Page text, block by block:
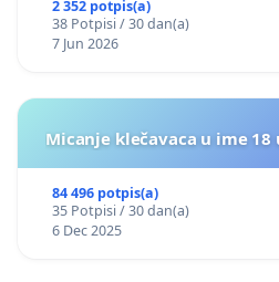
2 352 potpis(a)
38 Potpisi / 30 dan(a)
7 Jun 2026
Micanje klečavaca u ime
84 496 potpis(a)
35 Potpisi / 30 dan(a)
6 Dec 2025